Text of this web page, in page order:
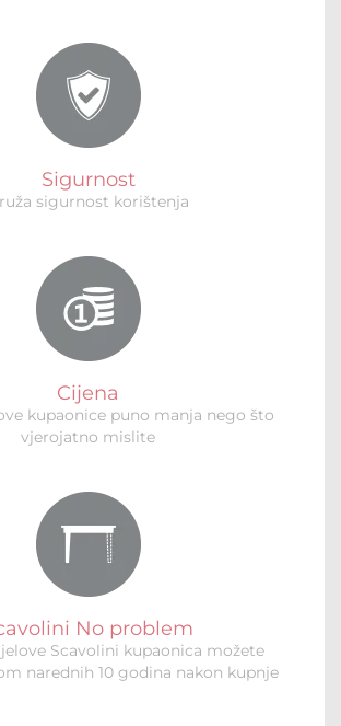
Sigurnost
sigurnost korištenja
Cijena
kupaonice puno manja nego što
vjerojatno mislite
No problem
Scavolini kupaonica možete
narednih 10 godina nakon kupnje